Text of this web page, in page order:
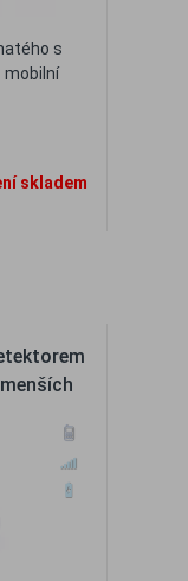
s
mobilní
skladem